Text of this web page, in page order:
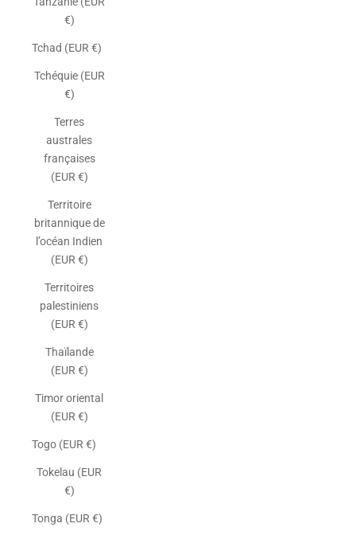
€)
Tchad (EUR €)
Tchéquie (EUR
€)
Terres
australes
françaises
(EUR €)
Territoire
britannique de
l’océan Indien
(EUR €)
Territoires
palestiniens
(EUR €)
Thaïlande
(EUR €)
Timor oriental
(EUR €)
Togo (EUR €)
Tokelau (EUR
€)
Tonga (EUR €)